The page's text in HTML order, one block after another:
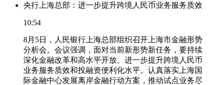
央行上海总部：进一步提升跨境人民币业务服务质效
10:54
8月5日，人民银行上海总部组织召开上海市金融形势
分析会。会议强调，面对当前新形势新任务，要持续
深化金融改革和高水平开放。进一步提升跨境人民币
业务服务质效和投融资便利化水平。认真落实上海国
际金融中心发展离岸金融行动方案，推动试点业务尽